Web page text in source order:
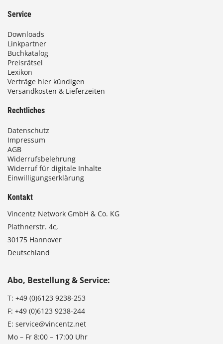
Service
Downloads
Linkpartner
Buchkatalog
Preisrätsel
Lexikon
Verträge hier kündigen
Versandkosten & Lieferzeiten
Rechtliches
Datenschutz
Impressum
AGB
Widerrufsbelehrung
Widerruf für digitale Inhalte
Einwilligungserklärung
Kontakt
Vincentz Network GmbH & Co. KG
Plathnerstr. 4c,
30175 Hannover
Deutschland
Abo, Bestellung & Service:
T: +49 (0)6123 9238-253
F: +49 (0)6123 9238-244
E: service@vincentz.net
Mo – Fr 8:00 – 17:00 Uhr